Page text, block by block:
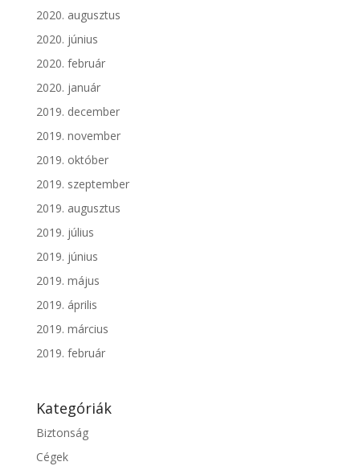
2020. augusztus
2020. június
2020. február
2020. január
2019. december
2019. november
2019. október
2019. szeptember
2019. augusztus
2019. július
2019. június
2019. május
2019. április
2019. március
2019. február
Kategóriák
Biztonság
Cégek